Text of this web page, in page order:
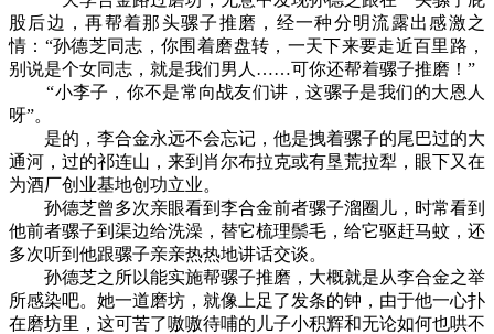
股后边，再帮着那头骡子推磨，经一种分明流露出感激之
情：“孙德芝同志，你围着磨盘转，一天下来要走近百里路，
别说是个女同志，就是我们男人……可你还帮着骡子推磨！”
“小李子，你不是常向战友们讲，这骡子是我们的大恩人
呀”。
是的，李合金永远不会忘记，他是拽着骡子的尾巴过的大
通河，过的祁连山，来到肖尔布拉克或有垦荒拉犁，眼下又在
为酒厂创业基地创功立业。
孙德芝曾多次亲眼看到李合金前者骡子溜圈儿，时常看到
他前者骡子到渠边给洗澡，替它梳理鬃毛，给它驱赶马蚊，还
多次听到他跟骡子亲亲热热地讲话交谈。
孙德芝之所以能实施帮骡子推磨，大概就是从李合金之举
所感染吧。她一道磨坊，就像上足了发条的钟，由于他一心扑
在磨坊里，这可苦了嗷嗷待哺的儿子小积辉和无论如何也哄不